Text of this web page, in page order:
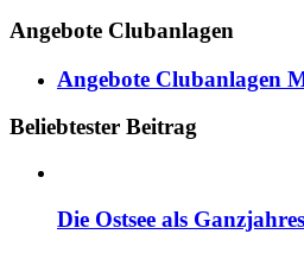
Angebote Clubanlagen
Angebote Clubanlagen
Beliebtester Beitrag
Die Ostsee als